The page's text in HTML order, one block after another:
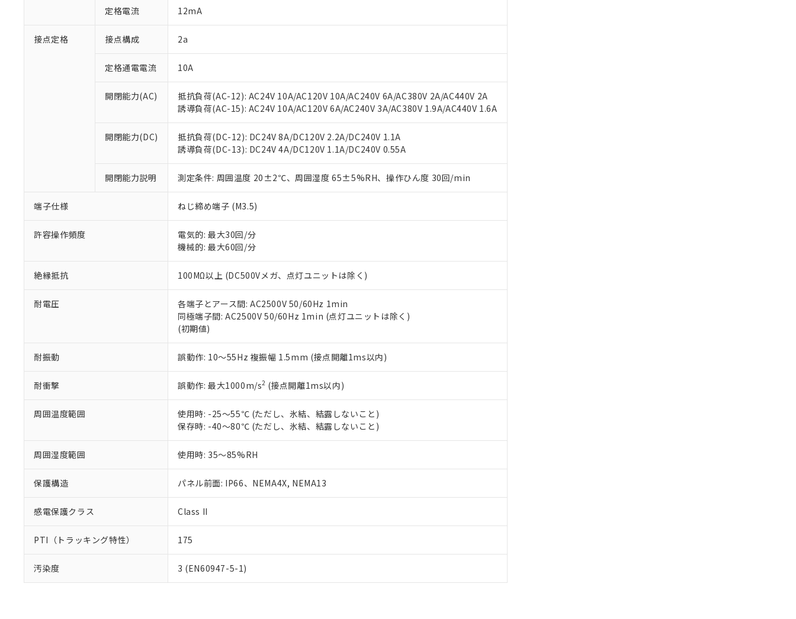
定格電流 12mA
接点定格 接点構成 2a
定格通電電流 10A
開閉能力(AC)
抵抗負荷(AC-12): AC24V 10A/AC120V 10A/AC240V 6A/AC380V 2A/AC440V 2A
誘導負荷(AC-15): AC24V 10A/AC120V 6A/AC240V 3A/AC380V 1.9A/AC440V 1.6A
開閉能力(DC)
抵抗負荷(DC-12): DC24V 8A/DC120V 2.2A/DC240V 1.1A
誘導負荷(DC-13): DC24V 4A/DC120V 1.1A/DC240V 0.55A
開閉能力説明 測定条件: 周囲温度 20±2℃、周囲湿度 65±5%RH、操作ひん度 30回/min
端子仕様 ねじ締め端子 (M3.5)
許容操作頻度
電気的: 最大30回/分
機械的: 最大60回/分
絶縁抵抗 100MΩ以上 (DC500Vメガ、点灯ユニットは除く)
耐電圧
各端子とアース間: AC2500V 50/60Hz 1min
同極端子間: AC2500V 50/60Hz 1min (点灯ユニットは除く)
(初期値)
耐振動 誤動作: 10～55Hz 複振幅 1.5mm (接点開離1ms以内)
耐衝撃 誤動作: 最大1000m/s2 (接点開離1ms以内)
周囲温度範囲
使用時: -25～55℃ (ただし、氷結、結露しないこと)
保存時: -40～80℃ (ただし、氷結、結露しないこと)
周囲湿度範囲 使用時: 35～85%RH
保護構造 パネル前面: IP66、NEMA4X, NEMA13
感電保護クラス Class II
PTI（トラッキング特性） 175
汚染度 3 (EN60947-5-1)
い。
正式な納期状況および標準価格はお客様のお取引先、またはお客様担当のオムロン制御機器販売店・
当社販売員にご相談ください。
オムロン制御機器販売店や当社販売拠点は「販売ネットワーク
」をご確認ください。
在庫状況および標準価格結果を当社の事前の承諾なく第三者に漏洩または開示しないようお願いしま
す。
マイパーツ機能（部品リスト作成サービス）をご利用いただくには、I-Webメンバーズにご登録され
お客様が当ウェブサイト上で当社にご登録された部品リストについて、当社および当社の共同利用者
が、当社の製品・サービスに関するお客様との取引・商談に必要な範囲で利用することをご了承くだ
さい。
※当社の共同利用者とは、"個人情報の共同利用に関して"
の「1.共同利用者の範囲」に記載されて
いる法人を指します。
但し、RoHS指令で産業用監視および制御機器に対する適用除外項目は除く。
※2 対応予定月
部品在庫の切り替え状況などにより、予定月が前後することがあります。
※3 非含有証明書ダウンロード
下記の非含有証明書をダウンロードすることができます。
EU RoHS指令（10物質）の非含有証明書
51物質の非含有証明書（当社基準）
※本証明書は発行日時点で非含有を証明するもので、過去に遡って非含有を証明するものではありません。
また、RoHS指令のフタル酸エステル類４物質の対応では、対応完了までの期間は出荷製品に未対応品が
混在することから備考欄に対応日を記載しておりました。
り割愛しております。
「○」：最大均質材料含有率が中国RoHSの基準値以下であることを示します。
「×」：最大均質材料含有率が中国RoHSの基準値を超えていることを示します。
*中国RoHS10物質の基準値 (GB/T26572)：
Pb(鉛) :1000ppm、 Hg(水銀) : 1000ppm、 Cd(カドミウム) : 100ppm、
Cr(Ⅵ)(六価クロム) : 1000ppm、 PBBs(ポリ臭化ビフェニル類) : 1000ppm、 PBDEs(ポリ臭化ジフェニルエーテル類) : 1000ppm、
DBP(フタル酸ジブチル) : 1000ppm、 DIBP(フタル酸ジイソブチル) : 1000ppm、 BBP(フタル酸ブチルベンジル) : 1000ppm、
DEHP(フタル酸ビス(2-エチルヘキシル)) : 1000ppm
※2 環境保護使用期限
「ｅ」：有害物質（10物質）のすべてが基準値以下であることを示します。
「10」：通常の使用状況下において有害物質が外部に漏えいし、環境に深刻な影響を及ぼさない年数を意
味します。
当社は、これら貴社製品のうち、外国為替および外国貿易法に定める商品（以下｢規制貨物等」とい
当社は貴社製品を、核兵器、ミサイル、化学兵器、生物兵器またはその他武器並びにこれらの製造装
置等に一切使用いたしません。
当社は、貴社製品を第三者に販売する場合は、上記1、2および3の内容を当該第三者に通知します。
また当社は、販売先および販売に係わる関係者が違法に輸出するおそれがある場合は、取り引きをい
たしません。
号
○ 一定数以上の在庫あり
△ 一定数には満たないが在庫あり
－
在庫なし(最新の在庫状況については、お客様のお取引先、またはお客様担当のオムロン制御
機器販売店・当社販売員にご確認ください)
空
白
受注生産機種、また在庫状況の情報を公開していない機種